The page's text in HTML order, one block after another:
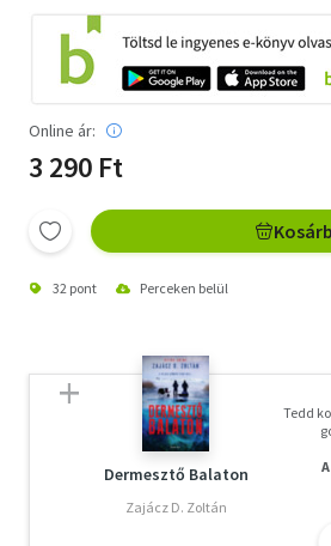
Online ár:
3 290 Ft
32 pont Perceken belül
Dermesztő Balaton
Zajácz D. Zoltán
Tedd